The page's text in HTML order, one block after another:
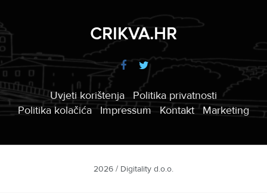
CRIKVA.HR
Uvjeti korištenja
Politika privatnosti
Politika kolačića
Impressum Kontakt Marketing
2026 / Digitality d.o.o.